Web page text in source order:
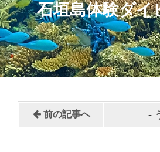
石垣島体験ダ
前の記事へ -